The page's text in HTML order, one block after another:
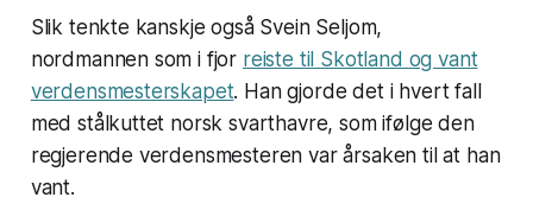
Slik tenkte kanskje også Svein Seljom,
nordmannen som i fjor reiste til Skotland og vant
verdensmesterskapet. Han gjorde det i hvert fall
med stålkuttet norsk svarthavre, som ifølge den
regjerende verdensmesteren var årsaken til at han
vant.